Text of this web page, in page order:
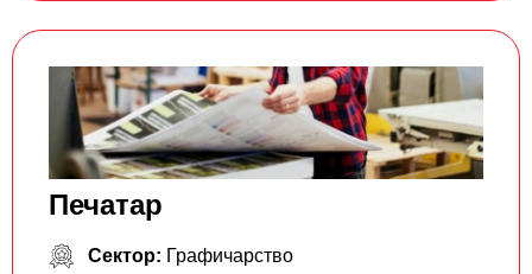
Печатар
Сектор: Графичарство